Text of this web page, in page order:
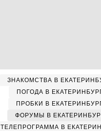
ЗНАКОМСТВА В
ПОГОДА В
ПРОБКИ В
ФОРУМЫ В
ТЕЛЕПРОГРАММА В